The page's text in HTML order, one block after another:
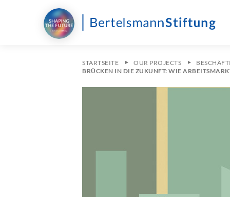
STARTSEITE OUR PROJECTS
BRÜCKEN IN DIE ZUKUNFT: WIE